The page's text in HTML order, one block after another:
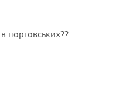
портовських??